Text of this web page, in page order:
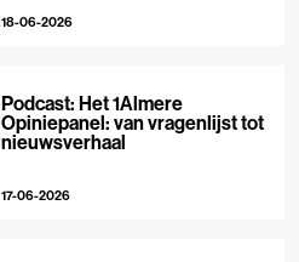
18-06-2026
Podcast: Het 1Almere
Opiniepanel: van vragenlijst tot
nieuwsverhaal
17-06-2026